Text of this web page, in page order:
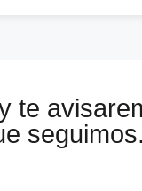
te
seguimos.